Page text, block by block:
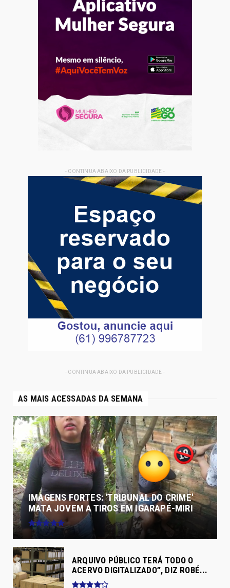
- CONTINUA ABAIXO DA PUBLICIDADE -
- CONTINUA ABAIXO DA PUBLICIDADE -
AS MAIS ACESSADAS DA SEMANA
IMAGENS FORTES: 'TRIBUNAL DO CRIME'
MATA JOVEM A TIROS EM IGARAPÉ-MIRI
ARQUIVO PÚBLICO TERÁ TODO O
ACERVO DIGITALIZADO”, DIZ ROBÉ...